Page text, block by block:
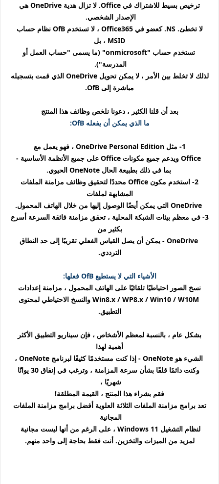
ترخيص بسيط للاشتراك في Office. لا تزال هدية OneDrive هي
الإصدار الشخصي.
لا تخطئ. NS. كعضو في Office365 ، لا تستخدم OfB نظام حساب
MSID ، بل
تستخدم حساب "onmicrosoft" (ما يسمى "حساب العمل أو
المدرسة").
لذلك لا تخلط بين الأمر ، لا يمكن تحويل OneDrive الذي قمت بتسجيله
مباشرة إلى OfB.
بعد أن قلنا الكثير ، دعونا نلخص وظائف هذا المنتج
ما الذي يمكن أن يفعله OfB:
1- مثل OneDrive Personal Edition ، فهو يعمل مع
بما في ذلك بطبيعة الحال OneNote الحيوي.
2- استخدم مكون Office محددًا لتحقيق وظائف مزامنة الملفات
المشابهة لملفات
3- في معظم بيئات الشبكة المحلية ، تحقق مزامنة فائقة السرعة أسرع
بكثير من
OneDrive - يمكن أن يصل القياس الفعلي تقريبًا إلى حد النطاق
الترددي.
الأشياء التي لا يستطيع OfB فعلها:
نسخ الصور احتياطيًا تلقائيًا على الهاتف المحمول ، مزامنة إعدادات
Win8.x / WP8.x / Win10 / W10M والنسخ الاحتياطي لمحتوى
التطبيق.
بشكل عام ، بالنسبة لمعظم الأشخاص ، فإن سيناريو التطبيق الأكثر
أهمية لهذا
الشيء هو OneNote - إذا كنت مستخدمًا كثيفًا لبرنامج OneNote ،
وكنت دائمًا قلقًا بشأن سرعة المزامنة ، وترغب في إنفاق 30 يوانًا
شهريًا ،
فقم بشراء هذا المنتج ، القيمة المطلقة!
تعد برامج مزامنة الملفات الثلاثة العلوية أفضل برامج مزامنة الملفات
المجانية
لنظام التشغيل Windows 11 ، على الرغم من أنها ليست مجانية
لمزيد من الميزات والتخزين. أنت فقط بحاجة إلى واحد منهم.